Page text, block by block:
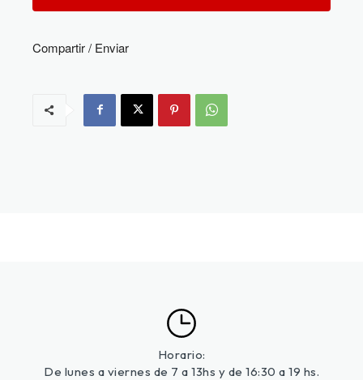
Compartir / Enviar
Horario:
De lunes a viernes de 7 a 13hs y de 16:30 a 19 hs.